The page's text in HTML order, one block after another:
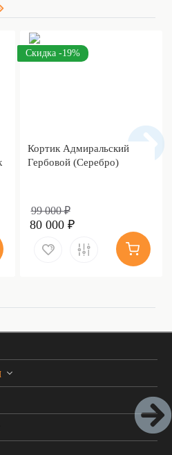
Скидка -19%
Кортик Адмиральский
Гербовой (Серебро)
99 000 ₽
80 000 ₽